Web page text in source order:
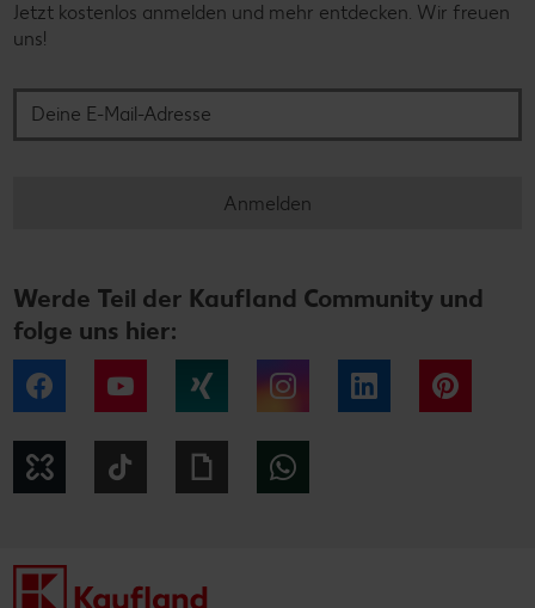
Jetzt kostenlos anmelden und mehr entdecken. Wir freuen
uns!
Anmelden
Werde Teil der Kaufland Community und
folge uns hier:
Facebook YouTube Instagram LinkedIn
Kununu Giphy